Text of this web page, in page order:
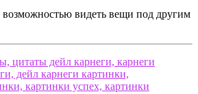
возможностью видеть вещи под другим